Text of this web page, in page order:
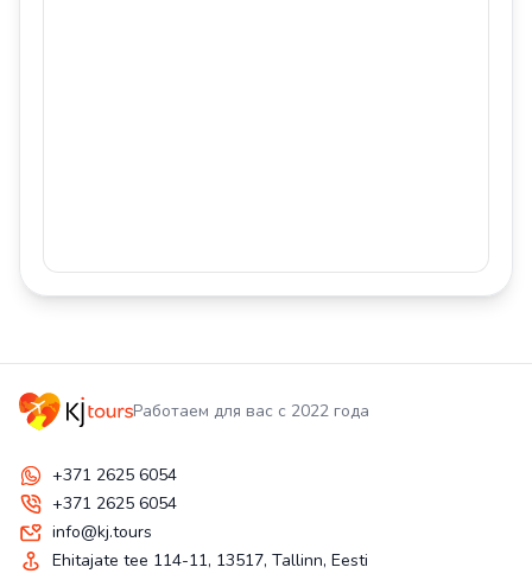
Работаем для вас с 2022 года
+371 2625 6054
+371 2625 6054
info@kj.tours
Ehitajate tee 114-11, 13517, Tallinn, Eesti